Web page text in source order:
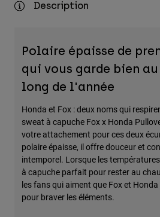
Accessoires
Sacs et sacs à dos
Chapeaux et Casquettes
Voir tout
Description
Polaire épaisse de
qui vous garde bien
long de l'année
Honda et Fox : deux noms qui
sweat à capuche Fox x Honda
votre attachement pour ces deux
polaire épaisse, il offre douceur et
intemporel. Lorsque les
à capuche parfait pour rester au
les fans qui aiment que Fox et
pour braver les éléments.